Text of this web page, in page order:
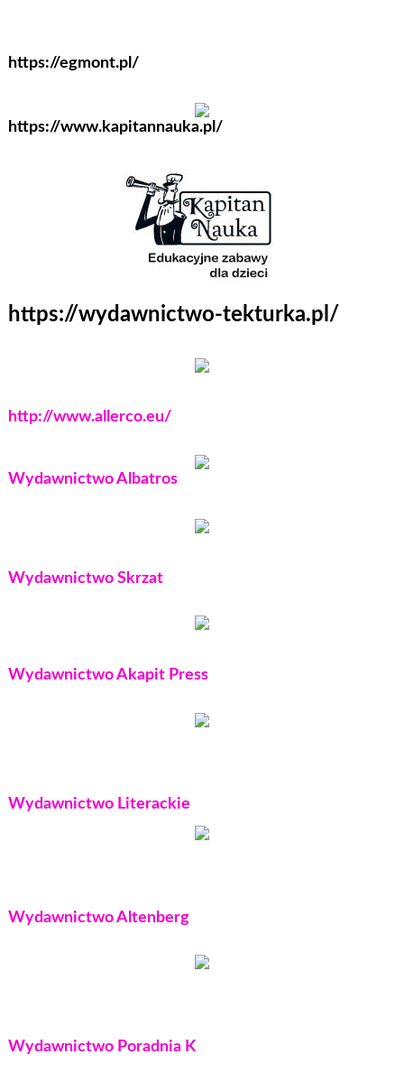
https://egmont.pl/
https://www.kapitannauka.pl/
https://wydawnictwo-tekturka.pl/
http://www.allerco.eu/
Wydawnictwo Albatros
Wydawnictwo Skrzat
Wydawnictwo Akapit Press
Wydawnictwo Literackie
Wydawnictwo Altenberg
Wydawnictwo Poradnia K